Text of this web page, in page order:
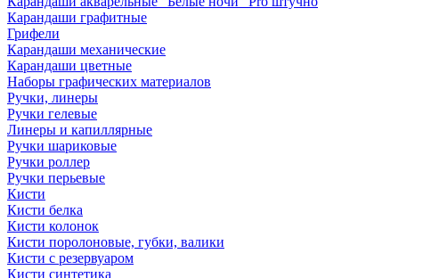
Карандаши графитные
Грифели
Карандаши механические
Карандаши цветные
Наборы графических материалов
Ручки, линеры
Ручки гелевые
Линеры и капиллярные
Ручки шариковые
Ручки роллер
Ручки перьевые
Кисти
Кисти белка
Кисти колонок
Кисти поролоновые, губки, валики
Кисти с резервуаром
Кисти синтетика